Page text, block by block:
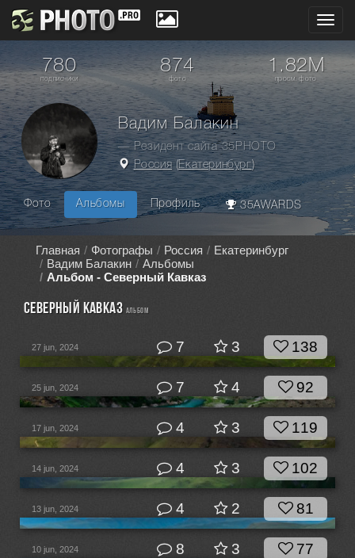
780
подписчики
874
фото
1.82M
просм. фото
Вадим Балакин
— Резидент сайта 35PHOTO
Россия(Екатеринбург)
Фото Альбомы Профиль 35AWARDS
Главная Фотографы Россия
Екатеринбург
Вадим Балакин
Альбомы
Альбом - Северный Кавказ
Северный Кавказ альбом
27 jun, 2024 7 3 138
25 jun, 2024 7 4 92
17 jun, 2024 4 3 119
14 jun, 2024 4 3 102
13 jun, 2024 4 2 81
10 jun, 2024 8 3 77